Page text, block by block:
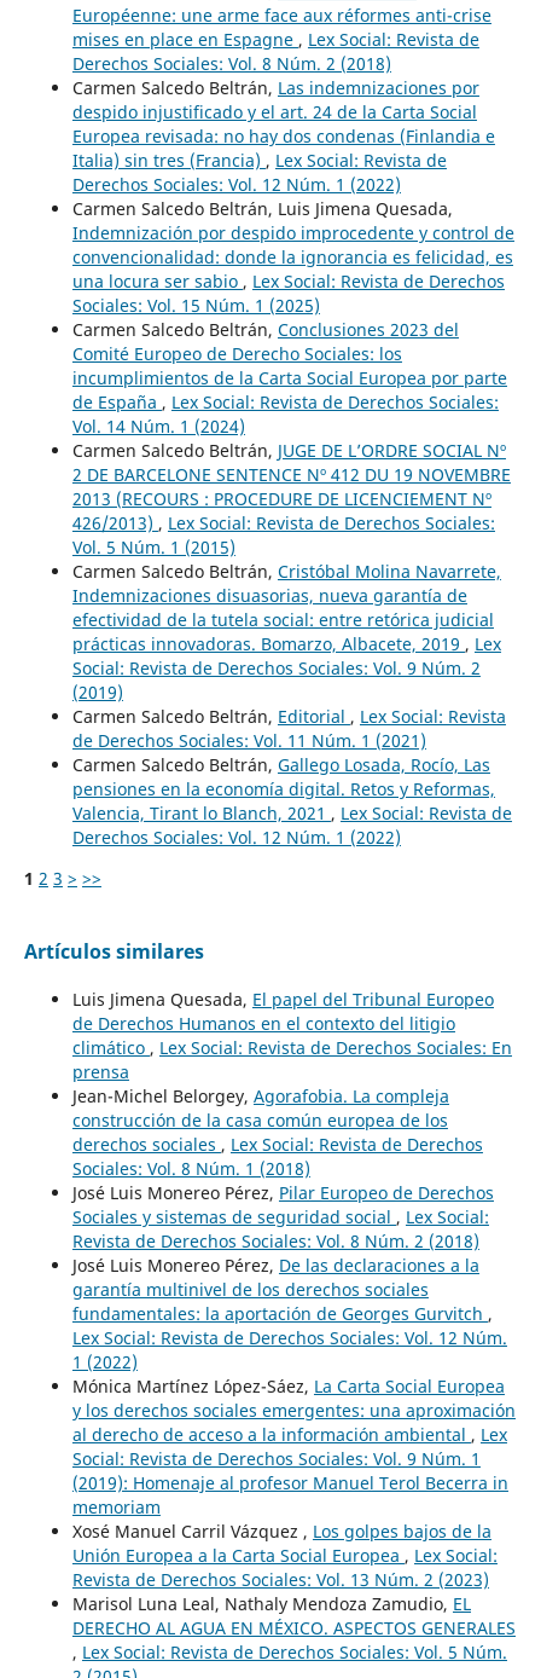
Européenne: une arme face aux réformes anti-crise
mises en place en Espagne , Lex Social: Revista de
Derechos Sociales: Vol. 8 Núm. 2 (2018)
Carmen Salcedo Beltrán, Las indemnizaciones por
despido injustificado y el art. 24 de la Carta Social
Europea revisada: no hay dos condenas (Finlandia e
Italia) sin tres (Francia) , Lex Social: Revista de
Derechos Sociales: Vol. 12 Núm. 1 (2022)
Carmen Salcedo Beltrán, Luis Jimena Quesada,
Indemnización por despido improcedente y control de
convencionalidad: donde la ignorancia es felicidad, es
una locura ser sabio , Lex Social: Revista de Derechos
Sociales: Vol. 15 Núm. 1 (2025)
Carmen Salcedo Beltrán, Conclusiones 2023 del
Comité Europeo de Derecho Sociales: los
incumplimientos de la Carta Social Europea por parte
de España , Lex Social: Revista de Derechos Sociales:
Vol. 14 Núm. 1 (2024)
Carmen Salcedo Beltrán, JUGE DE L’ORDRE SOCIAL Nº
2 DE BARCELONE SENTENCE Nº 412 DU 19 NOVEMBRE
2013 (RECOURS : PROCEDURE DE LICENCIEMENT Nº
426/2013) , Lex Social: Revista de Derechos Sociales:
Vol. 5 Núm. 1 (2015)
Carmen Salcedo Beltrán, Cristóbal Molina Navarrete,
Indemnizaciones disuasorias, nueva garantía de
efectividad de la tutela social: entre retórica judicial
prácticas innovadoras. Bomarzo, Albacete, 2019 , Lex
Social: Revista de Derechos Sociales: Vol. 9 Núm. 2
(2019)
Carmen Salcedo Beltrán, Editorial , Lex Social: Revista
de Derechos Sociales: Vol. 11 Núm. 1 (2021)
Carmen Salcedo Beltrán, Gallego Losada, Rocío, Las
pensiones en la economía digital. Retos y Reformas,
Valencia, Tirant lo Blanch, 2021 , Lex Social: Revista de
Derechos Sociales: Vol. 12 Núm. 1 (2022)
1 2 3 > >>
Artículos similares
Luis Jimena Quesada, El papel del Tribunal Europeo
de Derechos Humanos en el contexto del litigio
climático , Lex Social: Revista de Derechos Sociales: En
prensa
Jean-Michel Belorgey, Agorafobia. La compleja
construcción de la casa común europea de los
derechos sociales , Lex Social: Revista de Derechos
Sociales: Vol. 8 Núm. 1 (2018)
José Luis Monereo Pérez, Pilar Europeo de Derechos
Sociales y sistemas de seguridad social , Lex Social:
Revista de Derechos Sociales: Vol. 8 Núm. 2 (2018)
José Luis Monereo Pérez, De las declaraciones a la
garantía multinivel de los derechos sociales
fundamentales: la aportación de Georges Gurvitch ,
Lex Social: Revista de Derechos Sociales: Vol. 12 Núm.
1 (2022)
Mónica Martínez López-Sáez, La Carta Social Europea
y los derechos sociales emergentes: una aproximación
al derecho de acceso a la información ambiental , Lex
Social: Revista de Derechos Sociales: Vol. 9 Núm. 1
(2019): Homenaje al profesor Manuel Terol Becerra in
memoriam
Xosé Manuel Carril Vázquez , Los golpes bajos de la
Unión Europea a la Carta Social Europea , Lex Social:
Revista de Derechos Sociales: Vol. 13 Núm. 2 (2023)
Marisol Luna Leal, Nathaly Mendoza Zamudio, EL
DERECHO AL AGUA EN MÉXICO. ASPECTOS GENERALES
, Lex Social: Revista de Derechos Sociales: Vol. 5 Núm.